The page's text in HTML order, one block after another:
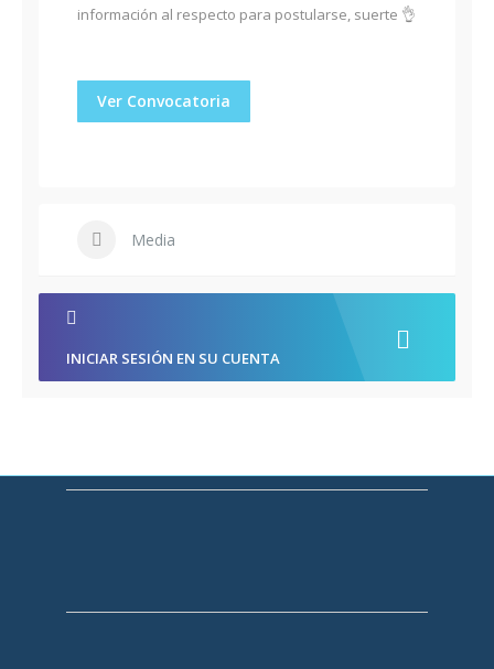
información al respecto para postularse, suerte 👌
Ver Convocatoria
Media
INICIAR SESIÓN EN SU CUENTA